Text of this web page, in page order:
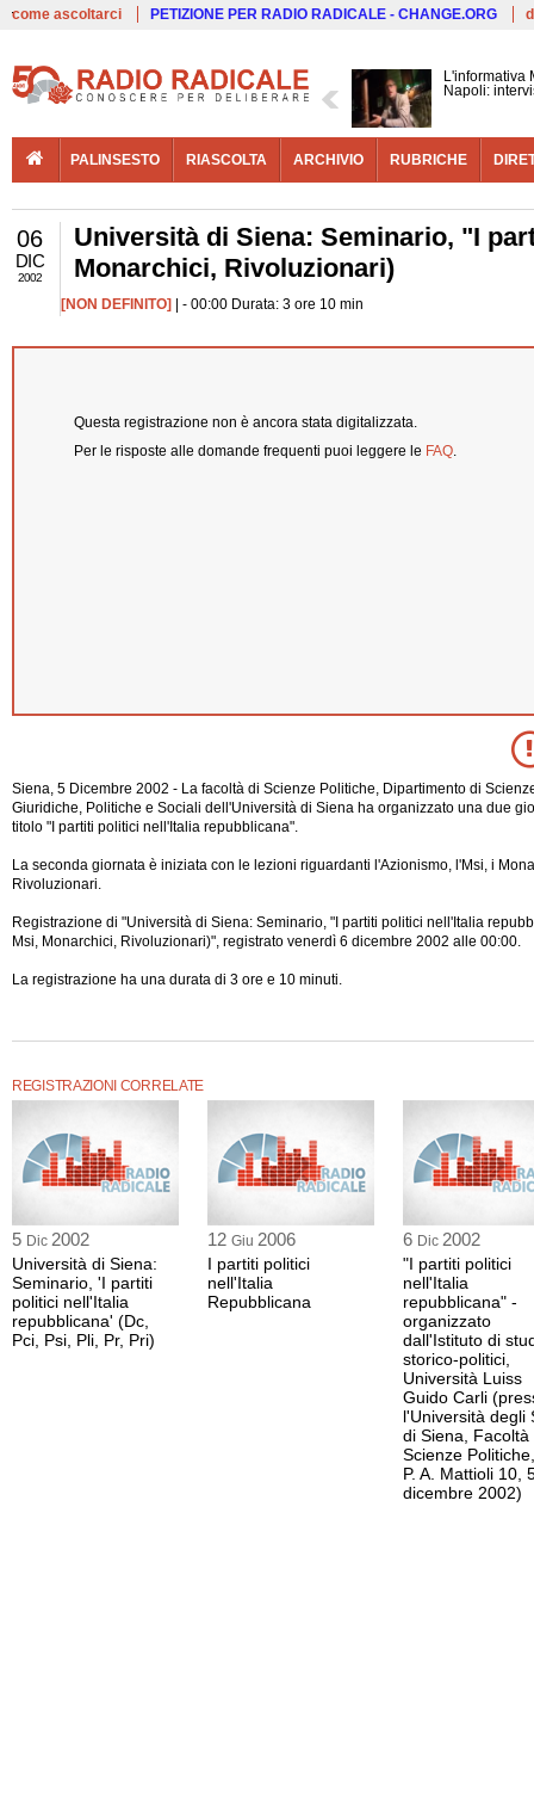
come ascoltarci PETIZIONE PER RADIO RADICALE - CHANGE.ORG
L'informativa
Napoli:
PALINSESTO RIASCOLTA ARCHIVIO RUBRICHE
06
DIC
2002
Università di Siena: Seminario, "I
Monarchici, Rivoluzionari)
[NON DEFINITO] | - 00:00 Durata: 3 ore 10 min
Questa registrazione non è ancora stata digitalizzata.
Per le risposte alle domande frequenti puoi leggere le FAQ.
Siena, 5 Dicembre 2002 - La facoltà di Scienze Politiche, Dipartimento di
Giuridiche, Politiche e Sociali dell'Università di Siena ha organizzato una due
titolo "I partiti politici nell'Italia repubblicana".
La seconda giornata è iniziata con le lezioni riguardanti l'Azionismo, l'Msi, i
Rivoluzionari.
Registrazione di "Università di Siena: Seminario, "I partiti politici nell'Italia
Msi, Monarchici, Rivoluzionari)", registrato venerdì 6 dicembre 2002 alle 00:00.
La registrazione ha una durata di 3 ore e 10 minuti.
REGISTRAZIONI CORRELATE
5 Dic 2002
Università di Siena:
Seminario, 'I partiti
politici nell'Italia
repubblicana' (Dc,
Pci, Psi, Pli, Pr, Pri)
12 Giu 2006
I partiti politici
nell'Italia
Repubblicana
6 Dic 2002
"I partiti politici
nell'Italia
repubblicana" -
organizzato
dall'Istituto di
storico-politici,
Università Luiss
Guido Carli
l'Università degli
di Siena, Facoltà
Scienze
P. A. Mattioli 10,
dicembre 2002)